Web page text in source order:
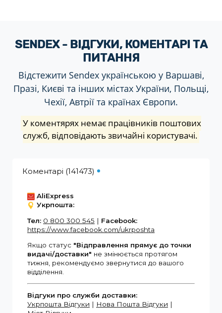
SENDEX - ВІДГУКИ, КОМЕНТАРІ ТА
ПИТАННЯ
Відстежити Sendex українською у Варшаві,
Празі, Києві та інших містах України, Польщі,
Чехії, Автрії та країнах Європи.
У коментярях немає працівників поштових
служб, відповідають звичайні користувачі.